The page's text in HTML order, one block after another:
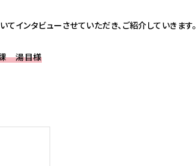
インタビューさせていただき、ご紹介していきます。
課 湯目様